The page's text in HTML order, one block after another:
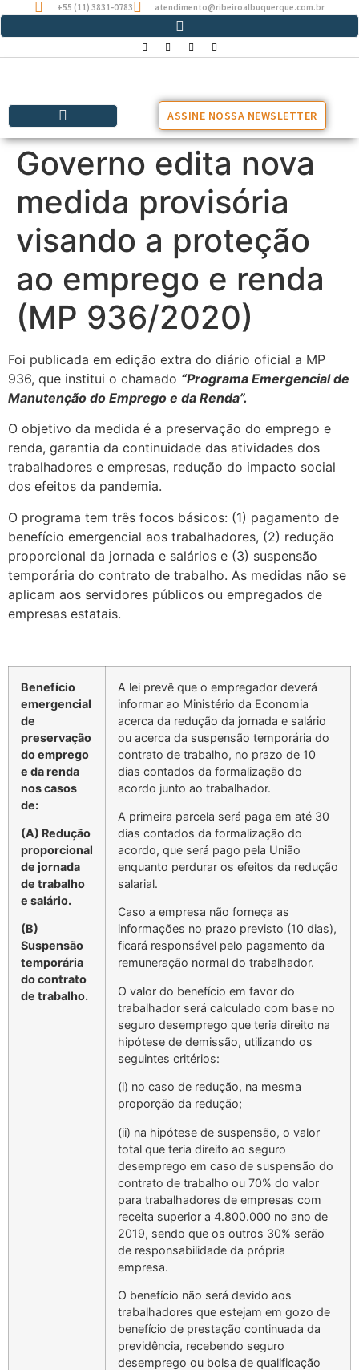
+55 (11) 3831-0783 atendimento@ribeiroalbuquerque.com.br
ASSINE NOSSA NEWSLETTER
Governo edita nova
medida provisória
visando a proteção
ao emprego e renda
(MP 936/2020)
Foi publicada em edição extra do diário oficial a MP
936, que institui o chamado “Programa Emergencial de
Manutenção do Emprego e da Renda”.
O objetivo da medida é a preservação do emprego e
renda, garantia da continuidade das atividades dos
trabalhadores e empresas, redução do impacto social
dos efeitos da pandemia.
O programa tem três focos básicos: (1) pagamento de
benefício emergencial aos trabalhadores, (2) redução
proporcional da jornada e salários e (3) suspensão
temporária do contrato de trabalho. As medidas não se
aplicam aos servidores públicos ou empregados de
empresas estatais.
Benefício
emergencial
de
preservação
do emprego
e da renda
nos casos
de:
(A) Redução
proporcional
de jornada
de trabalho
e salário.
(B)
Suspensão
temporária
do contrato
de trabalho.
A lei prevê que o empregador deverá
informar ao Ministério da Economia
acerca da redução da jornada e salário
ou acerca da suspensão temporária do
contrato de trabalho, no prazo de 10
dias contados da formalização do
acordo junto ao trabalhador.
A primeira parcela será paga em até 30
dias contados da formalização do
acordo, que será pago pela União
enquanto perdurar os efeitos da redução
salarial.
Caso a empresa não forneça as
informações no prazo previsto (10 dias),
ficará responsável pelo pagamento da
remuneração normal do trabalhador.
O valor do benefício em favor do
trabalhador será calculado com base no
seguro desemprego que teria direito na
hipótese de demissão, utilizando os
seguintes critérios:
(i) no caso de redução, na mesma
proporção da redução;
(ii) na hipótese de suspensão, o valor
total que teria direito ao seguro
desemprego em caso de suspensão do
contrato de trabalho ou 70% do valor
para trabalhadores de empresas com
receita superior a 4.800.000 no ano de
2019, sendo que os outros 30% serão
de responsabilidade da própria
empresa.
O benefício não será devido aos
trabalhadores que estejam em gozo de
benefício de prestação continuada da
previdência, recebendo seguro
desemprego ou bolsa de qualificação